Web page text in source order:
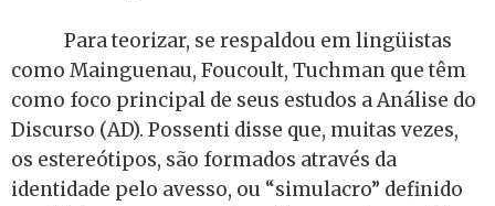
Para teorizar, se respaldou em lingüistas
como Mainguenau, Foucoult, Tuchman que têm
como foco principal de seus estudos a Análise do
Discurso (AD). Possenti disse que, muitas vezes,
os estereótipos, são formados através da
identidade pelo avesso, ou “simulacro” definido